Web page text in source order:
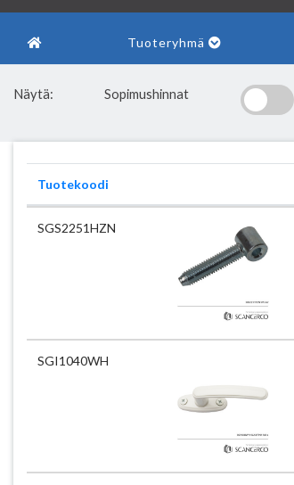
Tuoteryhmä
Näytä: Sopimushinnat
Tuotekoodi
SGS2251HZN
SGI1040WH